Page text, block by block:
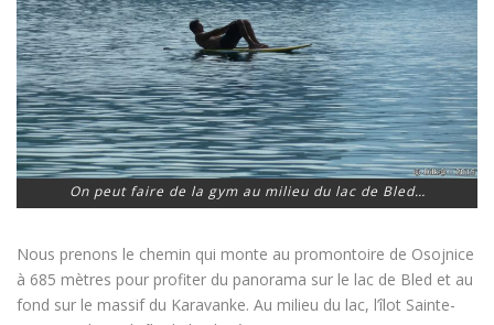
On peut faire de la gym au milieu du lac de Bled…
Nous prenons le chemin qui monte au promontoire de Osojnice
à 685 mètres pour profiter du panorama sur le lac de Bled et au
fond sur le massif du Karavanke. Au milieu du lac, l’îlot Sainte-